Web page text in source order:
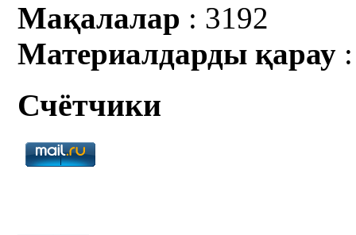
Мақалалар : 3192
Материалдарды қарау
Счётчики